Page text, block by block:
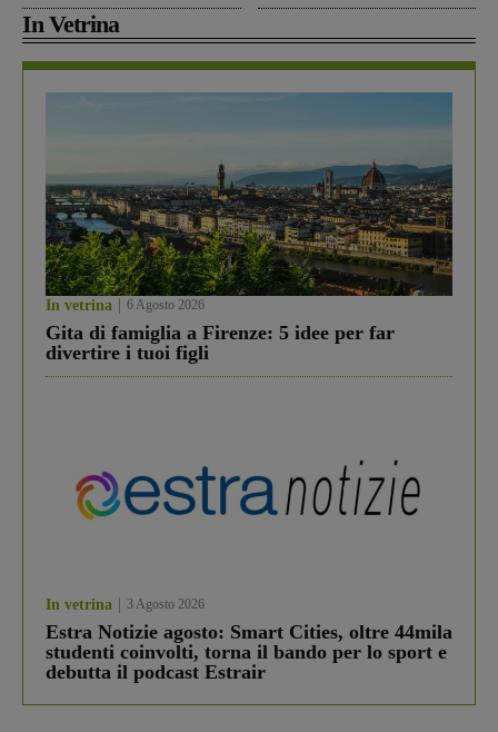
In Vetrina
In vetrina 6 Agosto 2026
Gita di famiglia a Firenze: 5 idee per far
divertire i tuoi figli
In vetrina 3 Agosto 2026
Estra Notizie agosto: Smart Cities, oltre 44mila
studenti coinvolti, torna il bando per lo sport e
debutta il podcast Estrair